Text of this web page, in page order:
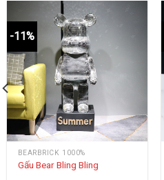
-11%
BEARBRICK 1000%
Gấu Bear Bling Bling